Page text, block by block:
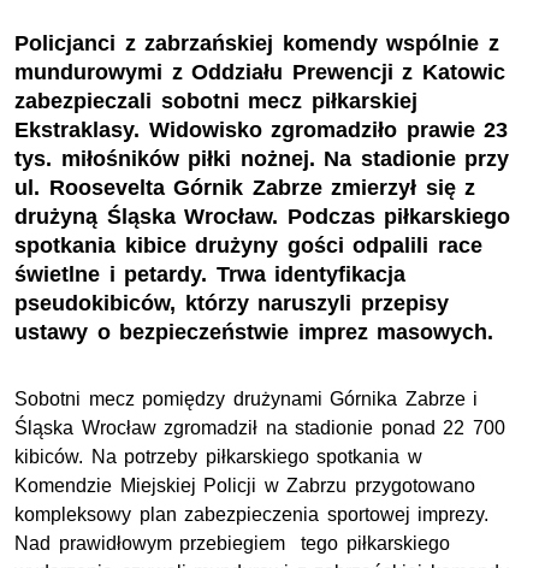
Policjanci z zabrzańskiej komendy wspólnie z
mundurowymi z Oddziału Prewencji z Katowic
zabezpieczali sobotni mecz piłkarskiej
Ekstraklasy. Widowisko zgromadziło prawie 23
tys. miłośników piłki nożnej. Na stadionie przy
ul. Roosevelta Górnik Zabrze zmierzył się z
drużyną Śląska Wrocław. Podczas piłkarskiego
spotkania kibice drużyny gości odpalili race
świetlne i petardy. Trwa identyfikacja
pseudokibiców, którzy naruszyli przepisy
ustawy o bezpieczeństwie imprez masowych.
Sobotni mecz pomiędzy drużynami Górnika Zabrze i
Śląska Wrocław zgromadził na stadionie ponad 22 700
kibiców. Na potrzeby piłkarskiego spotkania w
Komendzie Miejskiej Policji w Zabrzu przygotowano
kompleksowy plan zabezpieczenia sportowej imprezy.
Nad prawidłowym przebiegiem tego piłkarskiego